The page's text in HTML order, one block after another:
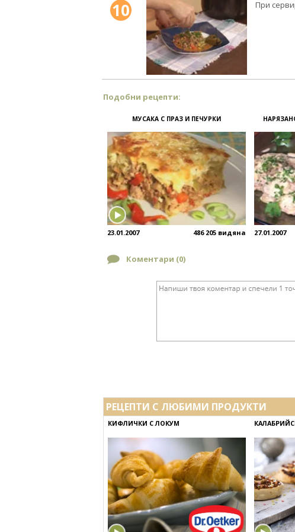
10 При
Подобни рецепти:
МУСАКА С ПРАЗ И ПЕЧУРКИ
23.01.2007 486 205 видяна 27.01.2007
Коментари (0)
РЕЦЕПТИ С ЛЮБИМИ ПРОДУКТИ
КИФЛИЧКИ С ЛОКУМ